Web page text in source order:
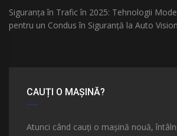
Siguranța în Trafic în 2025: Tehnologii
pentru un Condus în Siguranță la Auto
CAUȚI O MAȘINĂ?
Atunci când cauți o mașină nouă,